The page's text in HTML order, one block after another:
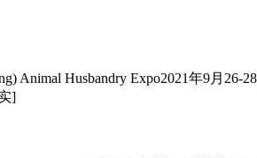
Animal Husbandry Expo2021年9月
]